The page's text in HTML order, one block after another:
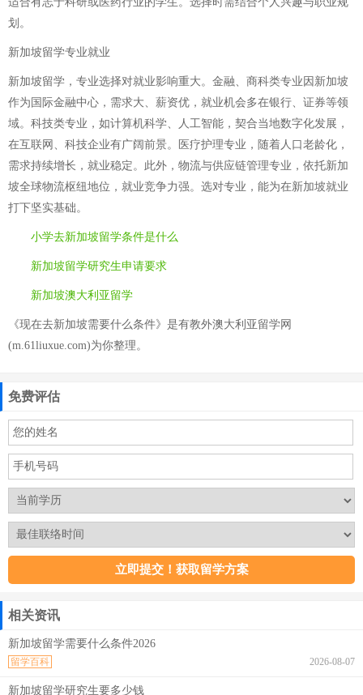
划。
新加坡留学专业就业
新加坡留学，专业选择对就业影响重大。金融、商科类专业因新加坡
作为国际金融中心，需求大、薪资优，就业机会多在银行、证券等领
域。科技类专业，如计算机科学、人工智能，契合当地数字化发展，
在互联网、科技企业有广阔前景。医疗护理专业，随着人口老龄化，
需求持续增长，就业稳定。此外，物流与供应链管理专业，依托新加
坡全球物流枢纽地位，就业竞争力强。选对专业，能为在新加坡就业
打下坚实基础。
小学去新加坡留学条件是什么
新加坡留学研究生申请要求
新加坡澳大利亚留学
《现在去新加坡需要什么条件》是有教外澳大利亚留学网
(m.61liuxue.com)为你整理。
免费评估
相关资讯
新加坡留学需要什么条件2026
2026-08-07
留学百科
新加坡留学研究生要多少钱